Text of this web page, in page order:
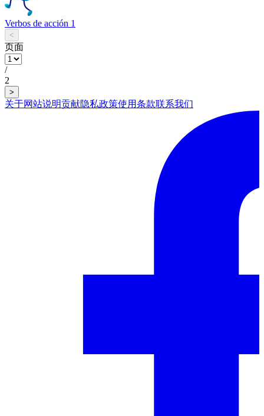
Verbos de acción 1
<
页面
/
2
>
关于网站说明贡献隐私政策使用条款联系我们